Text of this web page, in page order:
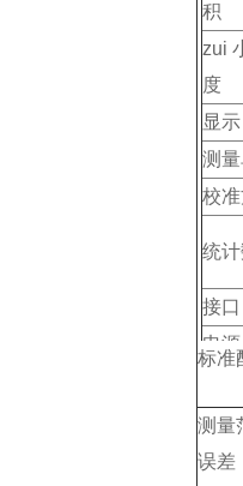
积
zui
度
显示
测
校
统
接口
电源
探
标准
测量
误差